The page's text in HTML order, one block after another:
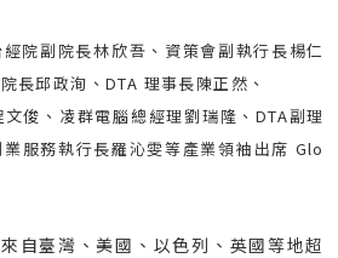
院副院長林欣吾、資策會副執行長楊仁
長邱政洵、DTA 理事長陳正然、
俊、凌群電腦總經理劉瑞隆、DTA副理
服務執行長羅沁雯等產業領袖出席 Glo
自臺灣、美國、以色列、英國等地超